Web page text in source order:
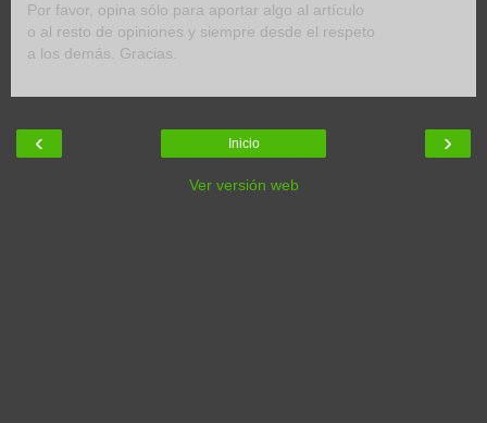
Por favor, opina sólo para aportar algo al artículo
o al resto de opiniones y siempre desde el respeto
a los demás. Gracias.
‹ ›
Inicio
Ver versión web